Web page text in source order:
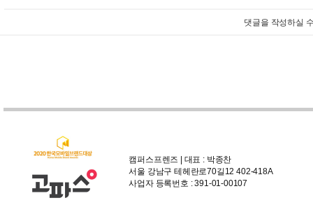
댓글을 작성하실
캠퍼스프렌즈 | 대표 : 박종찬
서울 강남구 테헤란로70길12 402-418A
사업자 등록번호 : 391-01-00107